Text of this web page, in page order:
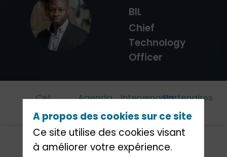
YH
BIL
Chief
Technology
Officer
Cet
évènement
Agenda IntervenantsPartenaires
A propos des cookies sur ce site
Ce site utilise des cookies visant
à améliorer votre expérience.